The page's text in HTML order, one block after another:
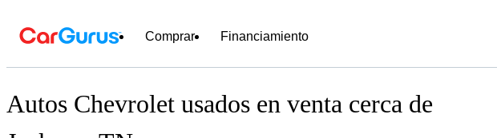
Comprar Financiamiento
Autos Chevrolet usados en venta cerca de